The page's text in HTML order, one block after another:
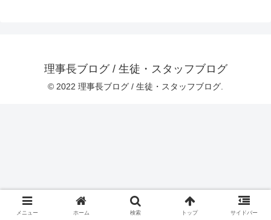
理事長ブログ / 生徒・スタッフブログ
© 2022 理事長ブログ / 生徒・スタッフブログ.
メニュー ホーム 検索 トップ サイドバー